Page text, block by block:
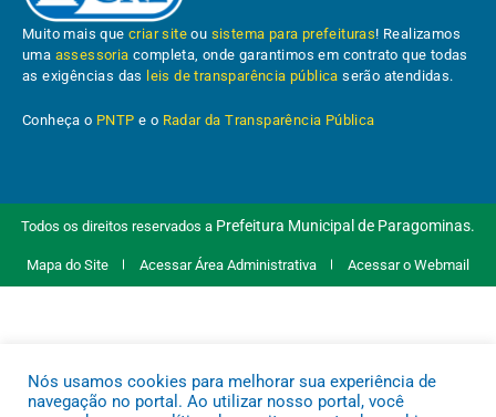
Muito mais quecriar site ou sistema para prefeituras! Realizamos
uma assessoria completa, onde garantimos em contrato que todas
as exigências das leis de transparência pública serão atendidas.
Conheça o PNTP e o Radar da Transparência Pública
Todos os direitos reservados a Prefeitura Municipal de Paragominas.
Mapa do Site Acessar Área Administrativa Acessar o Webmail
Nós usamos cookies para melhorar sua experiência de
navegação no portal. Ao utilizar nosso portal, você